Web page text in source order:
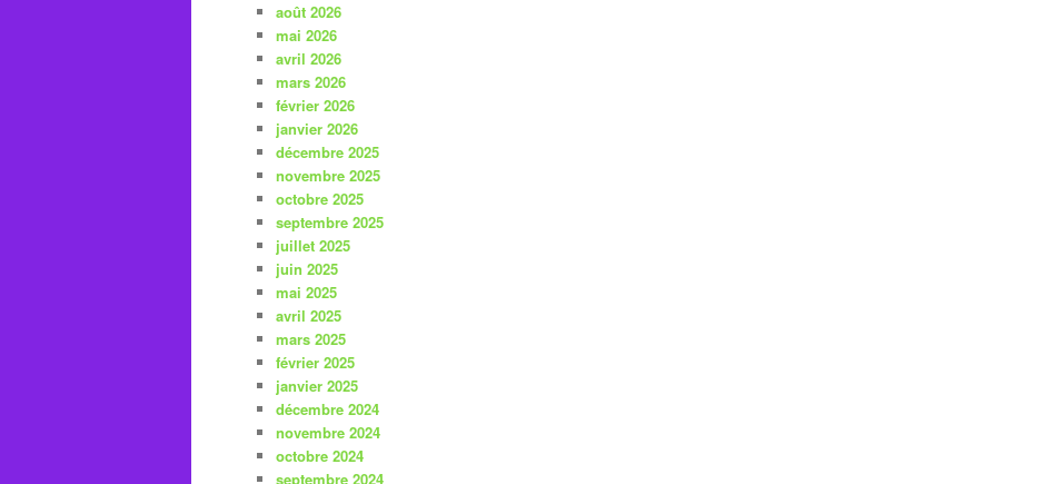
août 2026
mai 2026
avril 2026
mars 2026
février 2026
janvier 2026
décembre 2025
novembre 2025
octobre 2025
septembre 2025
juillet 2025
juin 2025
mai 2025
avril 2025
mars 2025
février 2025
janvier 2025
décembre 2024
novembre 2024
octobre 2024
septembre 2024